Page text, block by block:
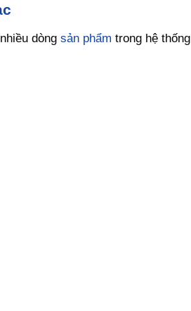
dòng sản phẩm trong hệ thống